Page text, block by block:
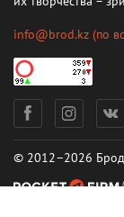
info@brod.kz (по
© 2012–2026